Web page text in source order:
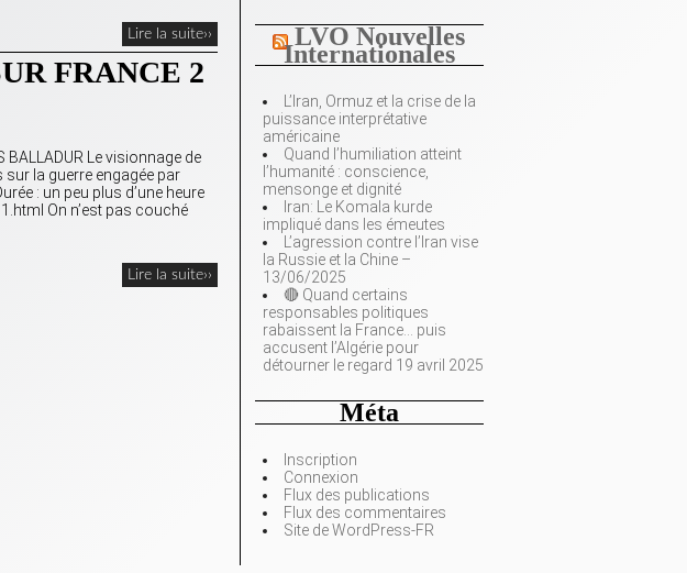
LVO Nouvelles
Internationales
L’Iran, Ormuz et la crise de la
puissance interprétative
américaine
Quand l’humiliation atteint
l’humanité : conscience,
mensonge et dignité
Iran: Le Komala kurde
impliqué dans les émeutes
L’agression contre l’Iran vise
la Russie et la Chine –
13/06/2025
🔴 Quand certains
responsables politiques
rabaissent la France… puis
accusent l’Algérie pour
détourner le regard 19 avril 2025
Méta
Inscription
Connexion
Flux des publications
Flux des commentaires
Site de WordPress-FR
Lire la suite››
FRANCE 2
BALLADUR Le visionnage de
sur la guerre engagée par
: un peu plus d’une heure
On n’est pas couché
Lire la suite››